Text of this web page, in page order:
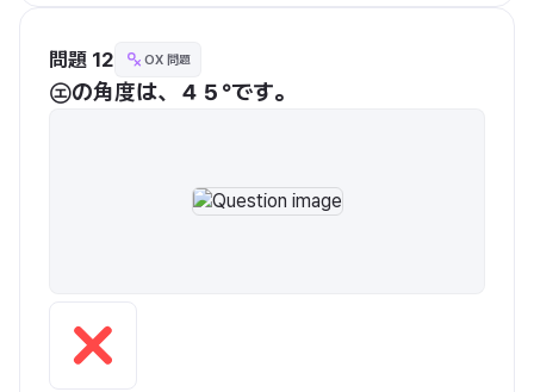
問題 12 OX 問題
㋓の角度は、４５°です。